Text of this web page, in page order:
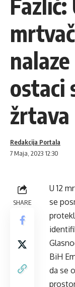
ostaci
žrtava
7 Maja, 2023 12:30
Redakcija Portala
SHARE
U 12
se
BiH
da se